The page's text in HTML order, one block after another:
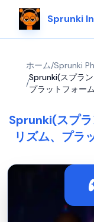
Sprunki
ホーム/Sprunki
/
Sprunki(スプラ
プラットフォー
Sprunki(スプ
リズム、プラ